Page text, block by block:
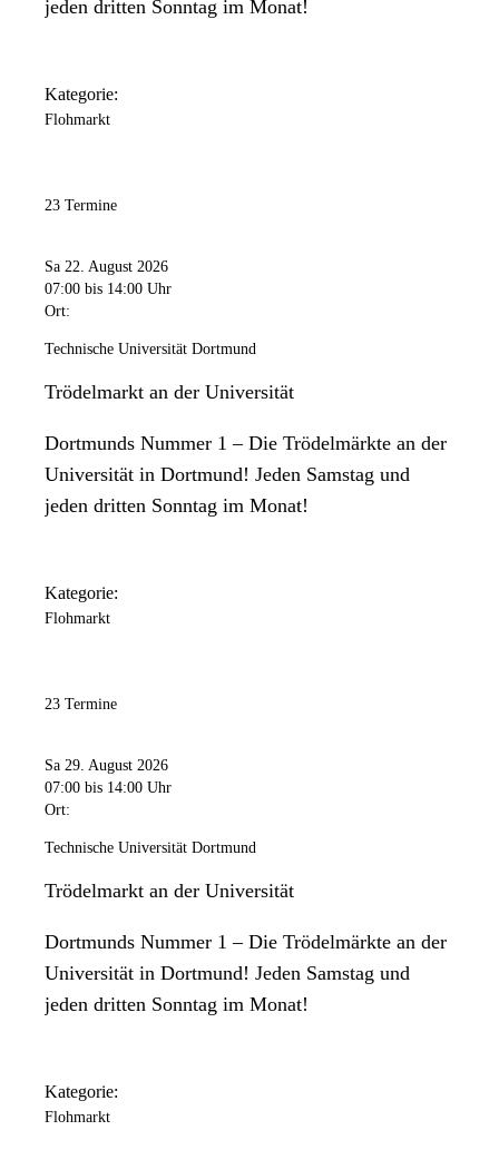
jeden dritten Sonntag im Monat!
Kategorie:
Flohmarkt
23 Termine
Sa 22. August 2026
07:00 bis 14:00 Uhr
Ort:
Technische Universität Dortmund
Trödelmarkt an der Universität
Dortmunds Nummer 1 – Die Trödelmärkte an der
Universität in Dortmund! Jeden Samstag und
jeden dritten Sonntag im Monat!
Kategorie:
Flohmarkt
23 Termine
Sa 29. August 2026
07:00 bis 14:00 Uhr
Ort:
Technische Universität Dortmund
Trödelmarkt an der Universität
Dortmunds Nummer 1 – Die Trödelmärkte an der
Universität in Dortmund! Jeden Samstag und
jeden dritten Sonntag im Monat!
Kategorie:
Flohmarkt